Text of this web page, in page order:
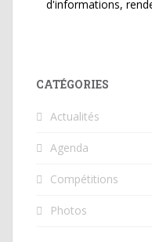
d'informations,
CATÉGORIES
Actualités
Agenda
Compétitions
Photos